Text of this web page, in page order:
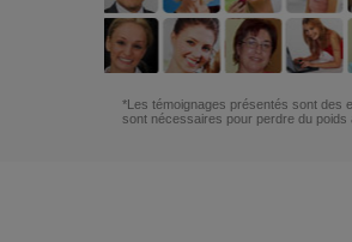
*Les témoignages présentés sont des
sont nécessaires pour perdre du poids